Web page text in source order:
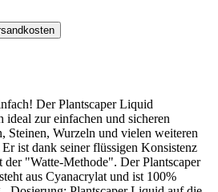
Der Plantscaper Liquid
ideal zur einfachen und sicheren
Steinen, Wurzeln und vielen weiteren
ist dank seiner flüssigen Konsistenz
"Watte-Methode". Der Plantscaper
aus Cyanacrylat und ist 100%